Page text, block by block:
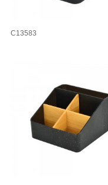
C13583